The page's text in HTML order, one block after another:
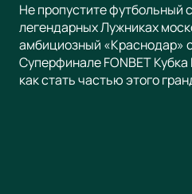
Не пропустите футбольный
легендарных Лужниках
амбициозный «Краснодар»
Суперфинале FONBET
как стать частью этого